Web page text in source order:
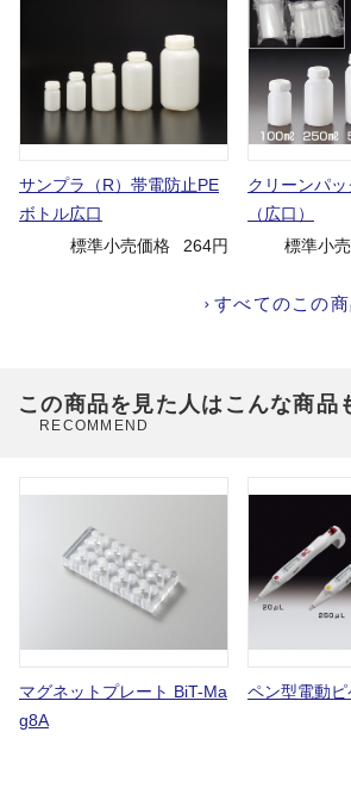
サンプラ（R）帯電防止PE
ボトル広口
標準小売価格
264円
クリーンパ
（広口）
標準小
すべてのこの
この商品を見た人はこんな商品
RECOMMEND
マグネットプレート BiT-Ma
g8A
ペン型電動